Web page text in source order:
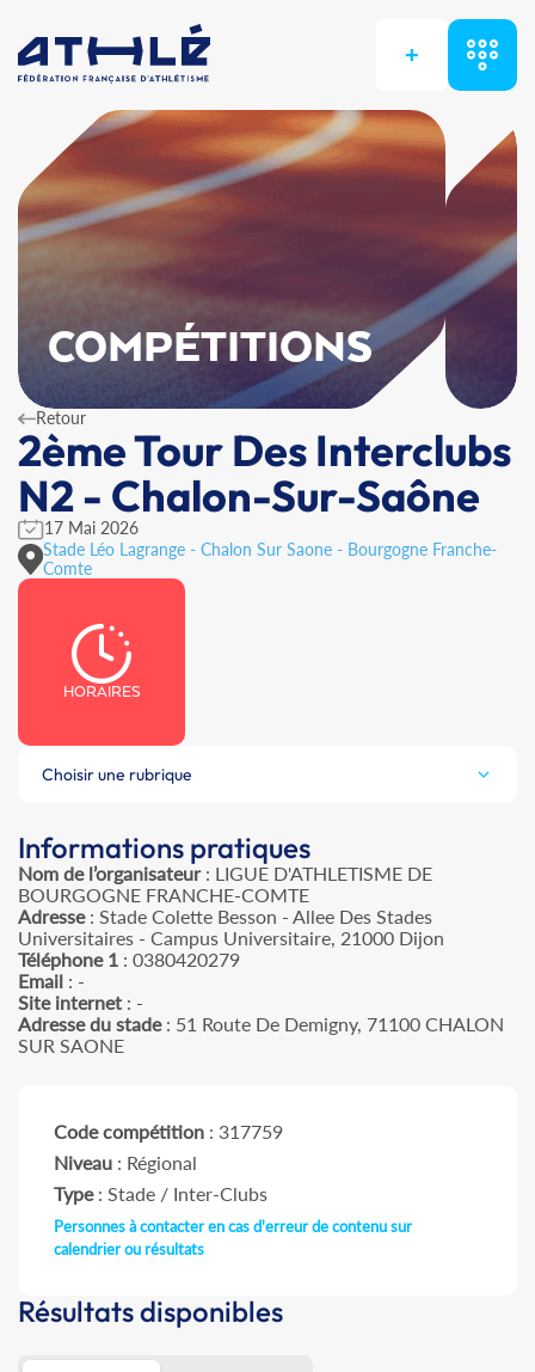
+
COMPÉTITIONS
Retour
2ème Tour Des Interclubs
N2 - Chalon-Sur-Saône
17 Mai 2026
Stade Léo Lagrange - Chalon Sur Saone - Bourgogne Franche-
Comte
HORAIRES
Choisir une rubrique
Informations pratiques
Nom de l’organisateur: LIGUE D'ATHLETISME DE
BOURGOGNE FRANCHE-COMTE
Adresse: Stade Colette Besson - Allee Des Stades
Universitaires - Campus Universitaire, 21000 Dijon
Téléphone 1 : 0380420279
Email : -
Site internet : -
Adresse du stade: 51 Route De Demigny, 71100 CHALON
SUR SAONE
Code compétition : 317759
Niveau : Régional
Type: Stade / Inter-Clubs
Personnes à contacter en cas d'erreur de contenu sur
calendrier ou résultats
Résultats disponibles